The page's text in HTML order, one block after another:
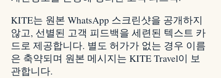
KITE는 원본 WhatsApp 스크린샷을 공개하지
않고, 선별된 고객 피드백을 세련된 텍스트 카
드로 제공합니다. 별도 허가가 없는 경우 이름
은 축약되며 원본 메시지는 KITE Travel이 보
관합니다.